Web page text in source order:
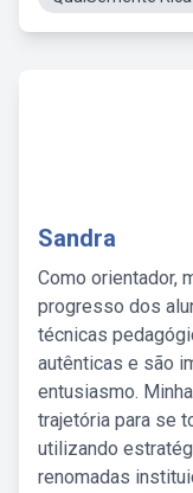
Sandra
Como orientador,
progresso dos
técnicas
autênticas e são
entusiasmo.
trajetória para se
utilizando
renomadas